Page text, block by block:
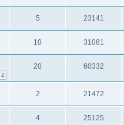
5 23141
10 31081
2
20 60332
2 21472
4 25125